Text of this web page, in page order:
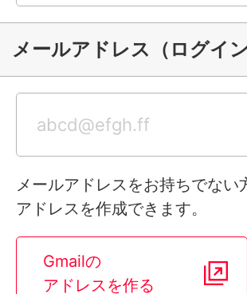
メールアドレス（ログイン
メールアドレスをお持ちでな
アドレスを作成できます。
Gmailの
アドレスを作る